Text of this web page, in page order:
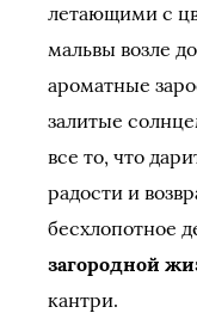
летающими с
мальвы возле
ароматные
залитые
все то, что
радости и
бесхлопотное
загородной
кантри.